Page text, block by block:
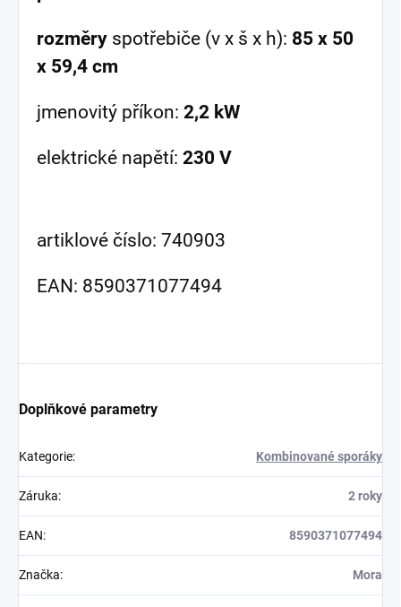
rozměry spotřebiče (v x š x h): 85 x 50
x 59,4 cm
jmenovitý příkon: 2,2 kW
elektrické napětí: 230 V
artiklové číslo: 740903
EAN: 8590371077494
Doplňkové parametry
Kategorie: Kombinované sporáky
Záruka: 2 roky
EAN: 8590371077494
Značka: Mora